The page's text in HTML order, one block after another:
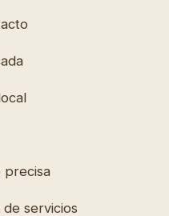
precisa
servicios